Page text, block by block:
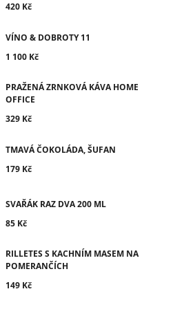
420 Kč
VÍNO & DOBROTY 11
1 100 Kč
PRAŽENÁ ZRNKOVÁ KÁVA HOME
OFFICE
329 Kč
TMAVÁ ČOKOLÁDA, ŠUFAN
179 Kč
SVAŘÁK RAZ DVA 200 ML
85 Kč
RILLETES S KACHNÍM MASEM NA
POMERANČÍCH
149 Kč